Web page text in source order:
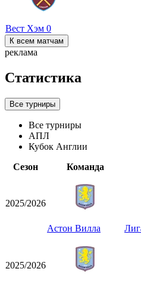
Вест Хэм 0
К всем матчам
реклама
Статистика
Все турниры
Все турниры
АПЛ
Кубок Англии
Сезон
Команда
2025/2026
Астон Вилла
2025/2026